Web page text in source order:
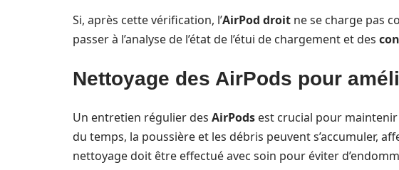
Si, après cette vérification, l’AirPod droit ne se charge pas
passer à l’analyse de l’état de l’étui de chargement et des
Nettoyage des AirPods pour
Un entretien régulier des AirPods est crucial pour
du temps, la poussière et les débris peuvent s’accumuler,
nettoyage doit être effectué avec soin pour éviter